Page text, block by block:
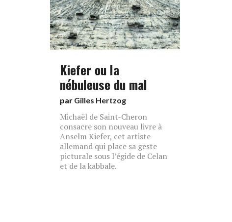
Kiefer ou la
nébuleuse du mal
par Gilles Hertzog
Michaël de Saint-Cheron
consacre son nouveau livre à
Anselm Kiefer, cet artiste
allemand qui place sa geste
picturale sous l’égide de Celan
et de la kabbale.